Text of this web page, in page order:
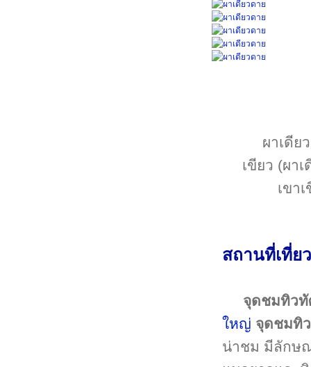
ผาเดีย
เขียว (ผา
เขา
สถานที่เที่ย
จุดชมทิวทั
ใหญ่ จุดชมทิ
น่าชม มีลักษ